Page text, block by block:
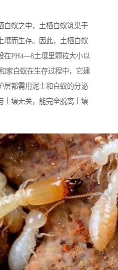
白蚁之中，土栖白蚁筑巢于
壤而生存。因此，土栖白蚁
在PH4—8土壤里颗粒大小以
家白蚁在生存过程中，它建
层都需用泥土和白蚁的分泌
土壤无关，能完全脱离土壤